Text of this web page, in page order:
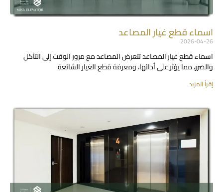
اسماء قطع غيار المصاعد
2026-04-26
اسماء قطع غيار المصاعد تتعرض المصاعد مع مرور الوقت إلى التآكل
والضرر، مما يؤثر على أدائها، ومعرفة قطع الغيار الشائعة
إقرأ المزيد